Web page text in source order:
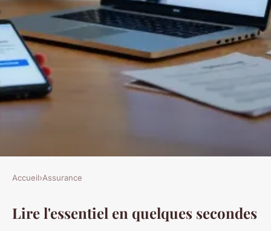
Top astuces pour réduire le
Accueil›Assurance
Lire l'essentiel en quelques secondes